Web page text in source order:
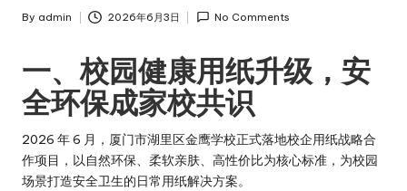
Posted
By admin 2026年6月3日 No Comments
一、校园健康用纸升级，安
全环保成家校共识
2026 年 6 月，厦门市湖里区金鹰学校正式落地校企用纸战略合
作项目，以自然环保、柔软亲肤、高性价比为核心标准，为校园
场景打造安全卫生的日常用纸解决方案。